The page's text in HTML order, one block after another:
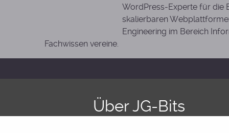
WordPress-Experte für die
skalierbaren
Engineering im Bereich
Fachwissen vereine.
Über JG-Bits